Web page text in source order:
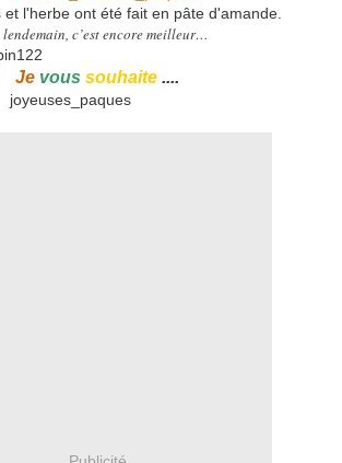
l'herbe ont été fait en pâte d'amande.
lendemain, c’est encore meilleur…
Je vous souhaite ....